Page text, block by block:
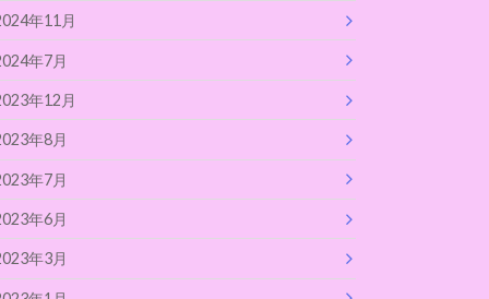
年11月
年7月
年12月
年8月
年7月
年6月
年3月